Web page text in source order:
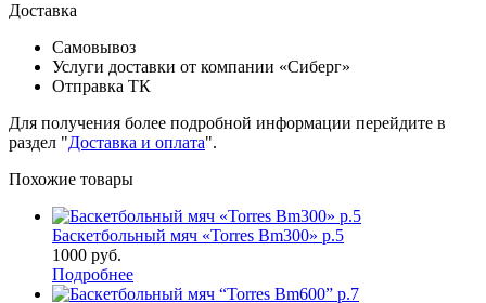
Доставка
Самовывоз
Услуги доставки от компании «Сиберг»
Отправка ТК
Для получения более подробной информации перейдите в
раздел "Доставка и оплата".
Похожие товары
Баскетбольный мяч «Torres Bm300» р.5
1000 руб.
Подробнее